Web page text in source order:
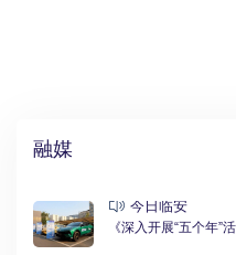
融媒
今日临安
《深入开展“五个年”